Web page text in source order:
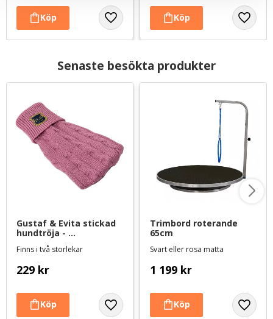
Senaste besökta produkter
Gustaf & Evita stickad
hundtröja -
gammelrosa
Finns i två storlekar
229 kr
Trimbord roterande
65cm
Svart eller rosa matta
1 199 kr